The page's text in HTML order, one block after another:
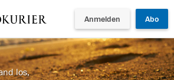
Anmelden Abo
los,